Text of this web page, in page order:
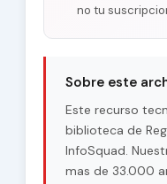
no tu
Sobre este
Este recurso
biblioteca de
InfoSquad.
mas de 33.000